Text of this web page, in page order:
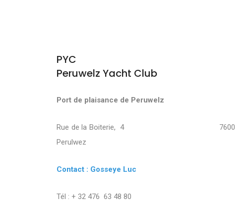
PYC
Peruwelz Yacht Club
Port de plaisance de Peruwelz
Rue de la Boiterie, 4 7600
Perulwez
Contact : Gosseye Luc
Tél : + 32 476 63 48 80